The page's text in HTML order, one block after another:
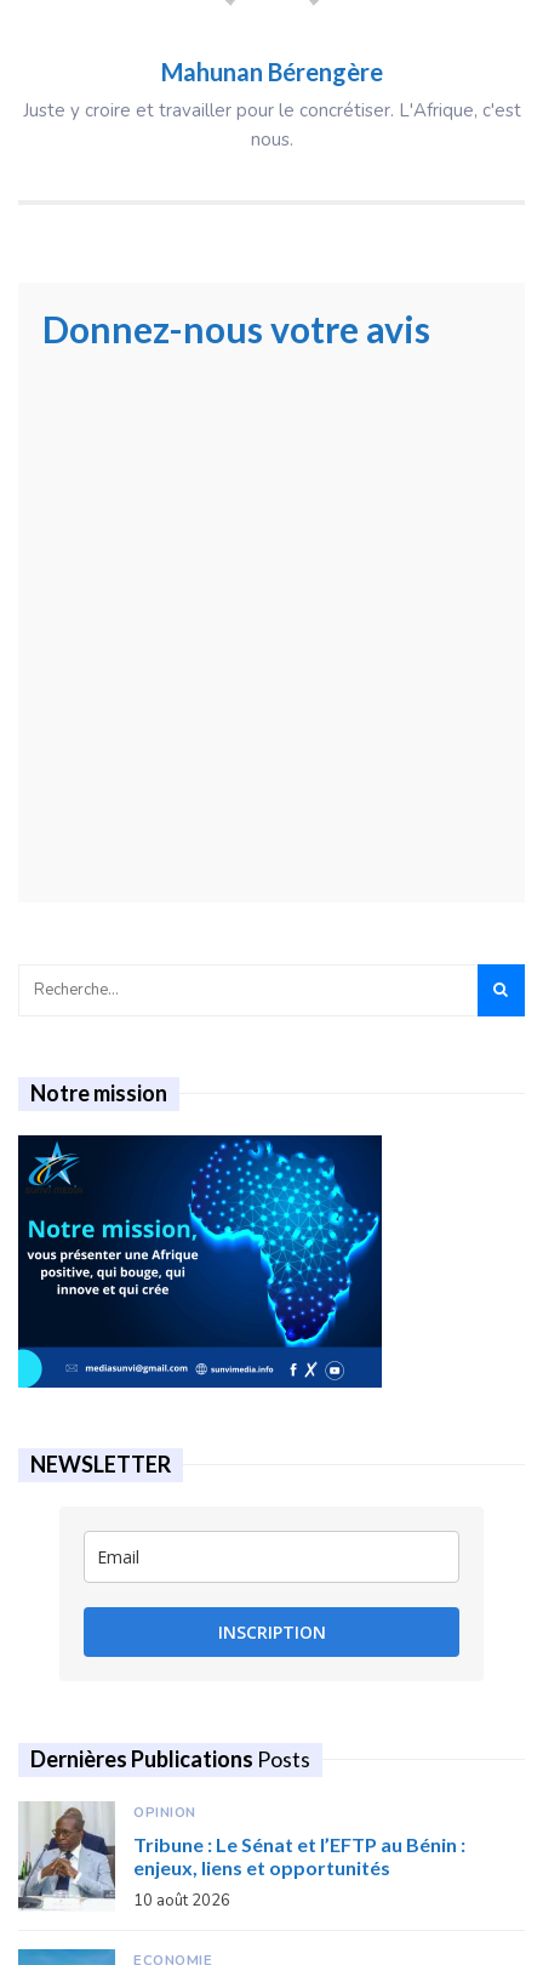
Mahunan Bérengère
Juste y croire et travailler pour le concrétiser. L'Afrique, c'est
nous.
Donnez-nous votre avis
Notre mission
NEWSLETTER
INSCRIPTION
Dernières Publications Posts
OPINION
Tribune : Le Sénat et l’EFTP au Bénin :
enjeux, liens et opportunités
10 août 2026
ECONOMIE